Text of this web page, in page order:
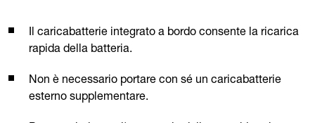
Il caricabatterie integrato a bordo consente la ricarica
rapida della batteria.
Non è necessario portare con sé un caricabatterie
esterno supplementare.